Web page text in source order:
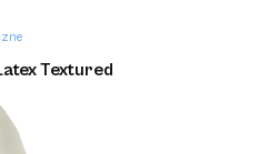
Textured